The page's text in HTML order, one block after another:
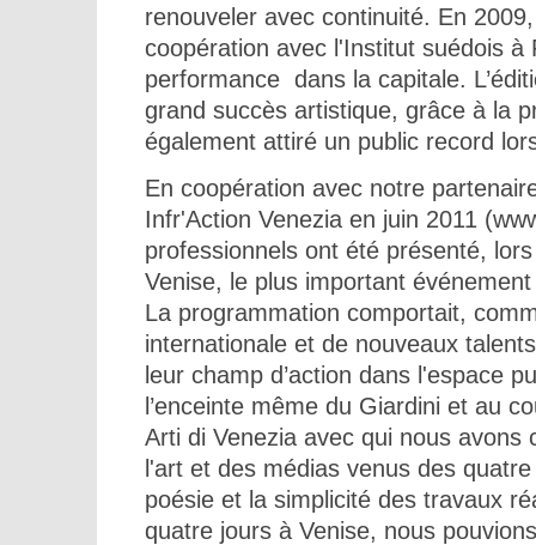
renouveler avec continuité. En
coopération avec l'Institut suédois à
performance dans la capitale.
grand succès artistique, grâce à la
également attiré un public record
En coopération avec notre
Infr'Action Venezia en juin 2011
professionnels ont été présenté,
Venise, le plus important
La programmation comportait,
internationale et de nouveaux
leur champ d’action dans l'espace
l’enceinte même du Giardini et au
Arti di Venezia avec qui nous
l'art et des médias venus des
poésie et la simplicité des travaux
quatre jours à Venise, nous